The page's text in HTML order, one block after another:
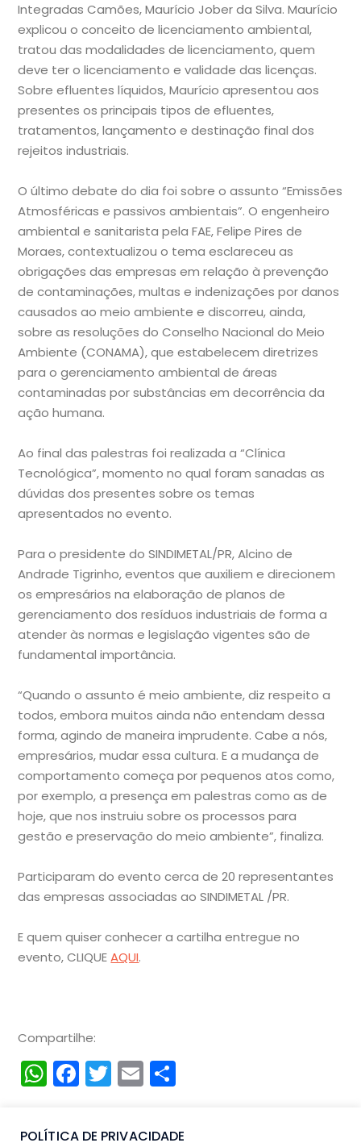
Integradas Camões, Maurício Jober da Silva. Maurício
explicou o conceito de licenciamento ambiental,
tratou das modalidades de licenciamento, quem
deve ter o licenciamento e validade das licenças.
Sobre efluentes líquidos, Maurício apresentou aos
presentes os principais tipos de efluentes,
tratamentos, lançamento e destinação final dos
rejeitos industriais.
O último debate do dia foi sobre o assunto “Emissões
Atmosféricas e passivos ambientais”. O engenheiro
ambiental e sanitarista pela FAE, Felipe Pires de
Moraes, contextualizou o tema esclareceu as
obrigações das empresas em relação à prevenção
de contaminações, multas e indenizações por danos
causados ao meio ambiente e discorreu, ainda,
sobre as resoluções do Conselho Nacional do Meio
Ambiente (CONAMA), que estabelecem diretrizes
para o gerenciamento ambiental de áreas
contaminadas por substâncias em decorrência da
ação humana.
Ao final das palestras foi realizada a “Clínica
Tecnológica”, momento no qual foram sanadas as
dúvidas dos presentes sobre os temas
apresentados no evento.
Para o presidente do SINDIMETAL/PR, Alcino de
Andrade Tigrinho, eventos que auxiliem e direcionem
os empresários na elaboração de planos de
gerenciamento dos resíduos industriais de forma a
atender às normas e legislação vigentes são de
fundamental importância.
“Quando o assunto é meio ambiente, diz respeito a
todos, embora muitos ainda não entendam dessa
forma, agindo de maneira imprudente. Cabe a nós,
empresários, mudar essa cultura. E a mudança de
comportamento começa por pequenos atos como,
por exemplo, a presença em palestras como as de
hoje, que nos instruiu sobre os processos para
gestão e preservação do meio ambiente”, finaliza.
Participaram do evento cerca de 20 representantes
das empresas associadas ao SINDIMETAL /PR.
E quem quiser conhecer a cartilha entregue no
evento, CLIQUE AQUI.
Compartilhe:
WhatsApp
Facebook
Twitter
Email
POLÍTICA DE PRIVACIDADE